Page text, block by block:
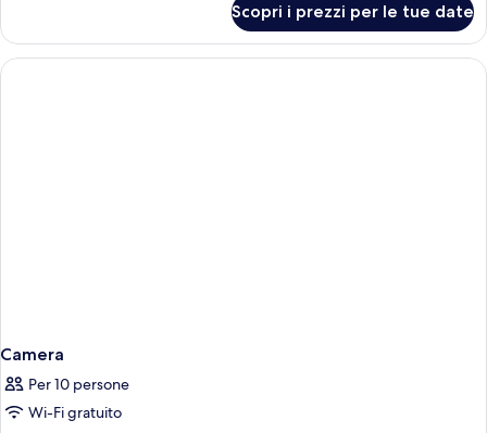
disabili
Standard,
accessibile
ai
Scopri i prezzi per le tue date
Camera
Per 10 persone
Wi-Fi gratuito